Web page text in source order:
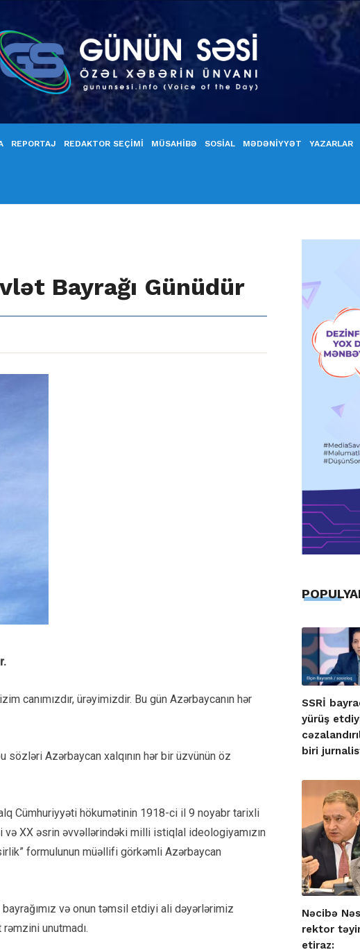
REPORTAJ REDAKTOR SEÇİMİ MÜSAHİBƏ SOSİAL MƏDƏNİYYƏT YAZARLAR
Bayrağı Günüdür
canımızdır, ürəyimizdir. Bu gün Azərbaycanın hər
Azərbaycan xalqının hər bir üzvünün öz
Cümhuriyyəti hökumətinin 1918-ci il 9 noyabr tarixli
və XX əsrin əvvəllərindəki milli istiqlal ideologiyamızın
formulunun müəllifi görkəmli Azərbaycan
və onun təmsil etdiyi ali dəyərlərimiz
unutmadı.
SSRİ
yürüş
biri
Nəcibə
rektor
etiraz: